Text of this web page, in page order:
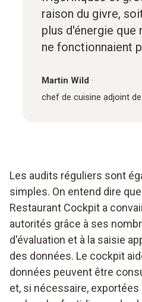
raison du givre,
plus d'énergie que
ne fonctionnaient
Martin Wild ·
chef de cuisine adjoint
Les audits réguliers sont
simples. On entend dire
Restaurant Cockpit a
autorités grâce à ses
d'évaluation et à la saisie
des données. Le cockpit
données peuvent être
et, si nécessaire, exportées